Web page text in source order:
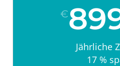
€
Jährliche
17 %